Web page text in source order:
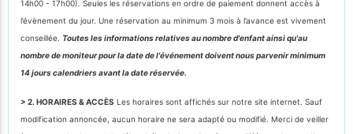
14h00 - 17h00). Seules les réservations en ordre de paiement donnent accès à
l’évènement du jour. Une réservation au minimum 3 mois à l’avance est vivement
conseillée. Toutes les informations relatives au nombre d'enfant ainsi qu'au
nombre de moniteur pour la date de l'événement doivent nous parvenir minimum
14 jours calendriers avant la date réservée.
> 2. HORAIRES & ACCÈS Les horaires sont affichés sur notre site internet. Sauf
modification annoncée, aucun horaire ne sera adapté ou modifié. Merci de veiller